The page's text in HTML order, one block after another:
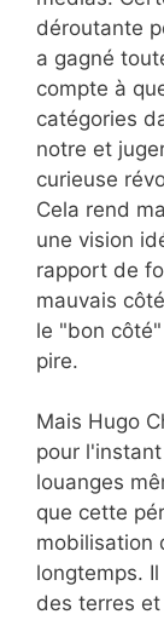
déroutante
a gagné
compte à
catégories
notre et
curieuse
Cela rend
une vision
rapport de
mauvais
le "bon
pire.
Mais Hugo
pour
louanges
que cette
mobilisation
longtemps.
des terres